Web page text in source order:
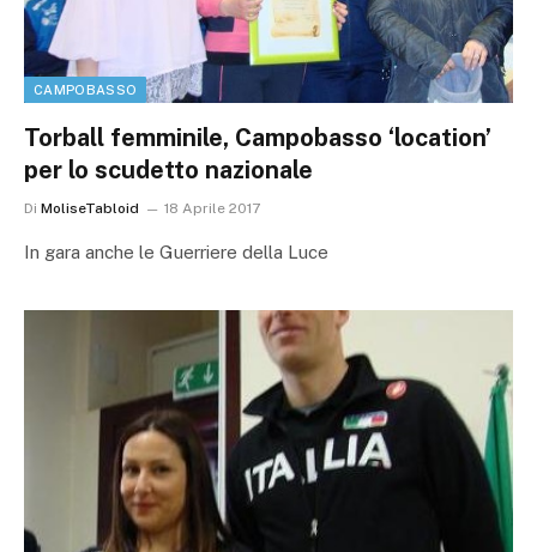
CAMPOBASSO
Torball femminile, Campobasso ‘location’
per lo scudetto nazionale
Di MoliseTabloid 18 Aprile 2017
In gara anche le Guerriere della Luce